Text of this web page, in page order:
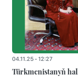
04.11.25 - 12:27
Türkmenistanyň